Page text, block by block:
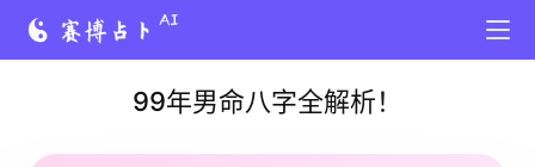
99年男命八字全解析！